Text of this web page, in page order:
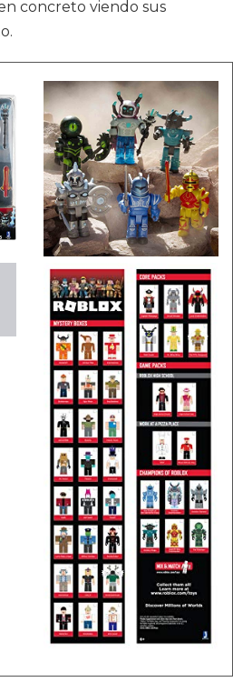
concreto viendo sus